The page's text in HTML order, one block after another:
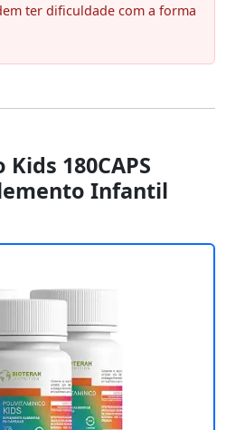
ter dificuldade com a forma
180CAPS
Infantil